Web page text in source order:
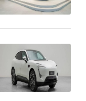
大核心优势。
球第一，功率
；体积功率密
强马力，新阿
h加速仅2.71